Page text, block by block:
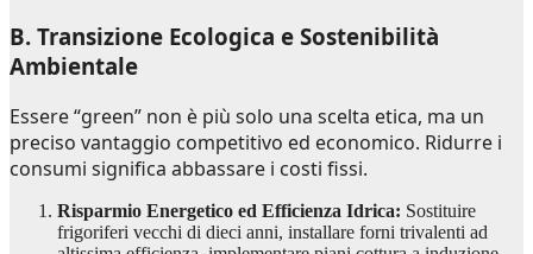
B. Transizione Ecologica e Sostenibilità
Ambientale
Essere “green” non è più solo una scelta etica, ma un
preciso vantaggio competitivo ed economico. Ridurre i
consumi significa abbassare i costi fissi.
Risparmio Energetico ed Efficienza Idrica: Sostituire
frigoriferi vecchi di dieci anni, installare forni trivalenti ad